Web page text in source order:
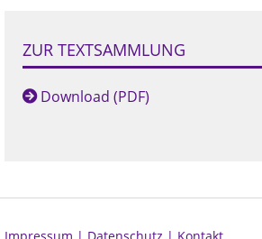
ZUR TEXTSAMMLUNG
Download (PDF)